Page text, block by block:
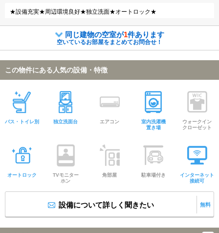
★設備充実★周辺環境良好★独立洗面★オートロック★
同じ建物の空室が1件あります
空いているお部屋をまとめてお問合せ！
この物件にある人気の設備・特徴
バス・トイレ別 独立洗面台 エアコン
室内洗濯機
置き場
ウォークイン
クローゼット
オートロック
TVモニター
ホン
角部屋 駐車場付き
インターネット
接続可
設備について詳しく聞きたい 無料